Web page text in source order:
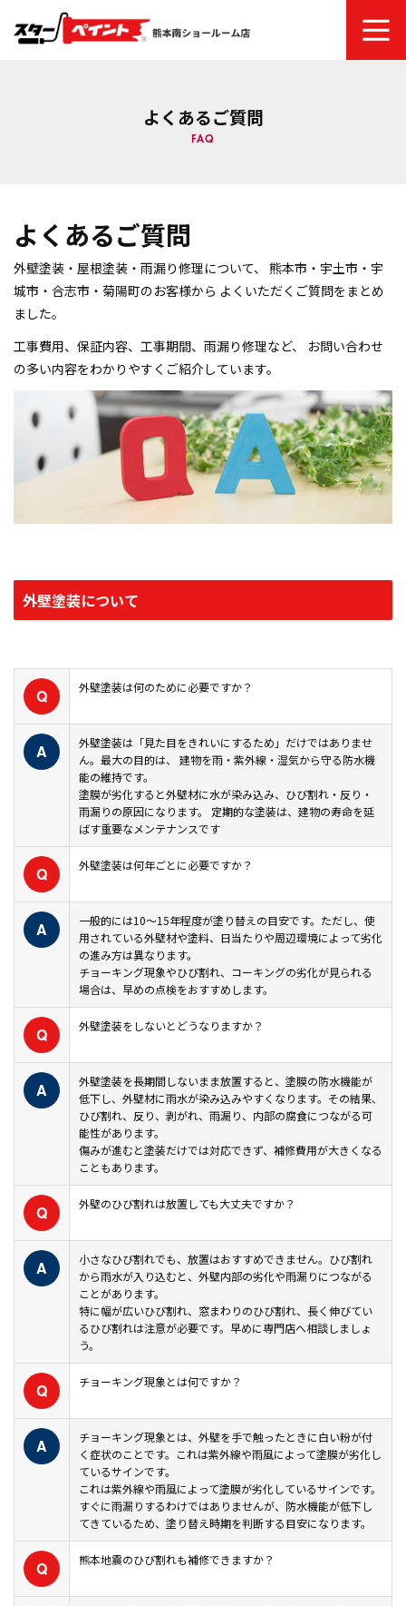
塗り替え時期のチェック項目・劣化症状
商品メニュー
建物診断システム
塗装ファッションギャラリー
熊本県熊本市でアパート塗装なら｜スターペイント熊本南シ
ョールーム店
熊本県熊本市で工場・倉庫・店舗塗装なら｜スターペイント
熊本南ショールーム店
ルーム店
熊本県熊本市で屋根工事なら｜スターペイント熊本南ショー
熊本県熊本市で雨漏り修理なら｜スターペイント熊本南ショ
ールーム店
アフターサービス・品質管理
ショールームのご紹介
カラーシミュレーション
よくあるご質問
スタッフ紹介
プライバシーポリシー
お問い合わせ・ご来店予約・見積依頼
お知らせ
ブログ＆コラム
よくあるご質問
FAQ
よくあるご質問
外壁塗装・屋根塗装・雨漏り修理について、 熊本市・宇土市・宇
城市・合志市・菊陽町のお客様から よくいただくご質問をまとめ
ました。
工事費用、保証内容、工事期間、雨漏り修理など、 お問い合わせ
の多い内容をわかりやすくご紹介しています。
外壁塗装について
Q 外壁塗装は何のために必要ですか？
A
外壁塗装は「見た目をきれいにするため」だけではありませ
ん。最大の目的は、 建物を雨・紫外線・湿気から守る防水機
能の維持です。
塗膜が劣化すると外壁材に水が染み込み、ひび割れ・反り・
雨漏りの原因になります。 定期的な塗装は、建物の寿命を延
ばす重要なメンテナンスです
Q 外壁塗装は何年ごとに必要ですか？
A
一般的には10〜15年程度が塗り替えの目安です。ただし、使
用されている外壁材や塗料、日当たりや周辺環境によって劣化
の進み方は異なります。
チョーキング現象やひび割れ、コーキングの劣化が見られる
場合は、早めの点検をおすすめします。
Q 外壁塗装をしないとどうなりますか？
A
外壁塗装を長期間しないまま放置すると、塗膜の防水機能が
低下し、外壁材に雨水が染み込みやすくなります。その結果、
ひび割れ、反り、剥がれ、雨漏り、内部の腐食につながる可
能性があります。
傷みが進むと塗装だけでは対応できず、補修費用が大きくなる
こともあります。
Q 外壁のひび割れは放置しても大丈夫ですか？
A
小さなひび割れでも、放置はおすすめできません。ひび割れ
から雨水が入り込むと、外壁内部の劣化や雨漏りにつながる
ことがあります。
特に幅が広いひび割れ、窓まわりのひび割れ、長く伸びてい
るひび割れは注意が必要です。早めに専門店へ相談しましょ
う。
Q チョーキング現象とは何ですか？
A
チョーキング現象とは、外壁を手で触ったときに白い粉が付
く症状のことです。これは紫外線や雨風によって塗膜が劣化し
ているサインです。
これは紫外線や雨風によって塗膜が劣化しているサインです。
すぐに雨漏りするわけではありませんが、防水機能が低下し
てきているため、塗り替え時期を判断する目安になります。
Q 熊本地震のひび割れも補修できますか？